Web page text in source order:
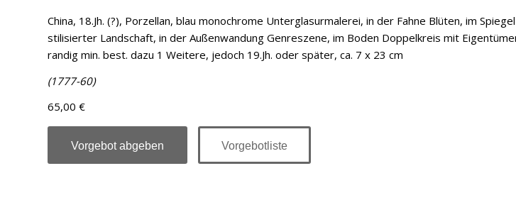
China, 18.Jh. (?), Porzellan, blau monochrome Unterglasurmalerei, in der Fahne Blüten, im
stilisierter Landschaft, in der Außenwandung Genreszene, im Boden Doppelkreis mit
randig min. best. dazu 1 Weitere, jedoch 19.Jh. oder später, ca. 7 x 23 cm
(1777-60)
65,00 €
Vorgebot abgeben Vorgebotliste